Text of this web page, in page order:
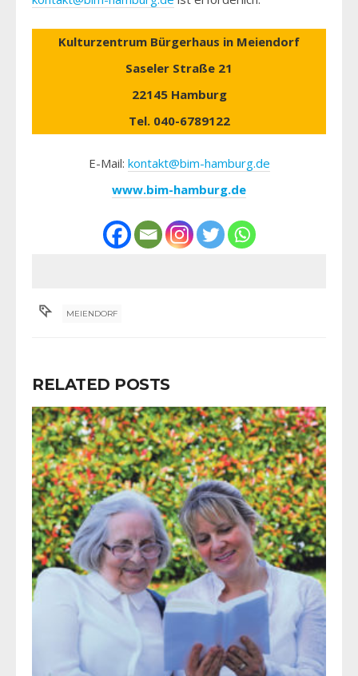
Kulturzentrum Bürgerhaus in Meiendorf
Saseler Straße 21
22145 Hamburg
Tel. 040-6789122
E-Mail: kontakt@bim-hamburg.de
www.bim-hamburg.de
MEIENDORF
RELATED POSTS